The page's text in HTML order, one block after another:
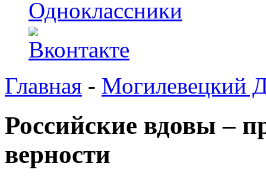
Главная - Могилевецкий
Российские вдовы –
верности